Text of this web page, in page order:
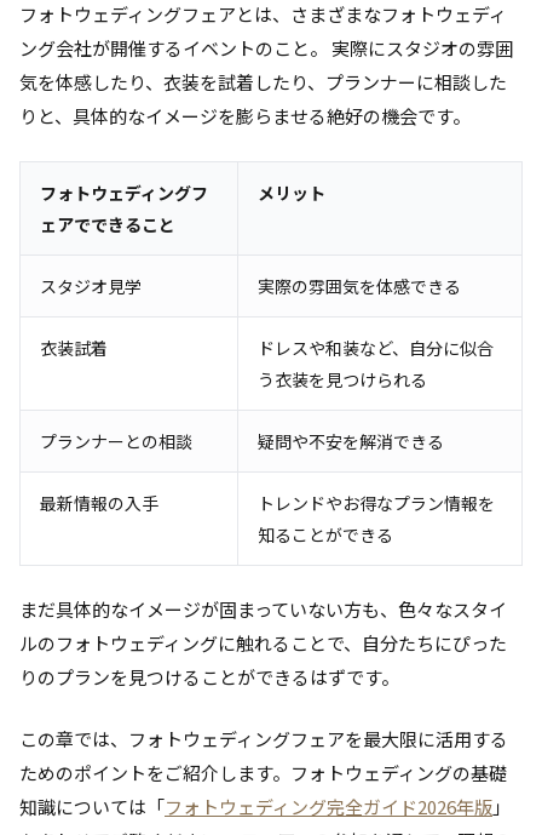
フォトウェディングフェアとは、さまざまなフォトウェディ
ング会社が開催するイベントのこと。 実際にスタジオの雰囲
気を体感したり、衣装を試着したり、プランナーに相談した
りと、具体的なイメージを膨らませる絶好の機会です。
フォトウェディングフ
ェアでできること
メリット
スタジオ見学 実際の雰囲気を体感できる
衣装試着
ドレスや和装など、自分に似合
う衣装を見つけられる
プランナーとの相談 疑問や不安を解消できる
最新情報の入手
トレンドやお得なプラン情報を
知ることができる
まだ具体的なイメージが固まっていない方も、色々なスタイ
ルのフォトウェディングに触れることで、自分たちにぴった
りのプランを見つけることができるはずです。
この章では、フォトウェディングフェアを最大限に活用する
ためのポイントをご紹介します。フォトウェディングの基礎
知識については「フォトウェディング完全ガイド2026年版」